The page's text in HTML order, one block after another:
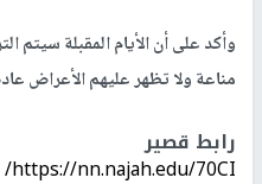
وأكد على أن الأيام المقبلة سيتم
مناعة ولا تظهر عليهم الأعراض
رابط قصير
https://nn.najah.edu/70CI/